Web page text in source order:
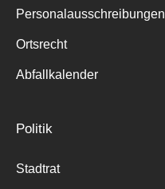
Personalausschreibungen
Ortsrecht
Abfallkalender
Politik
Stadtrat